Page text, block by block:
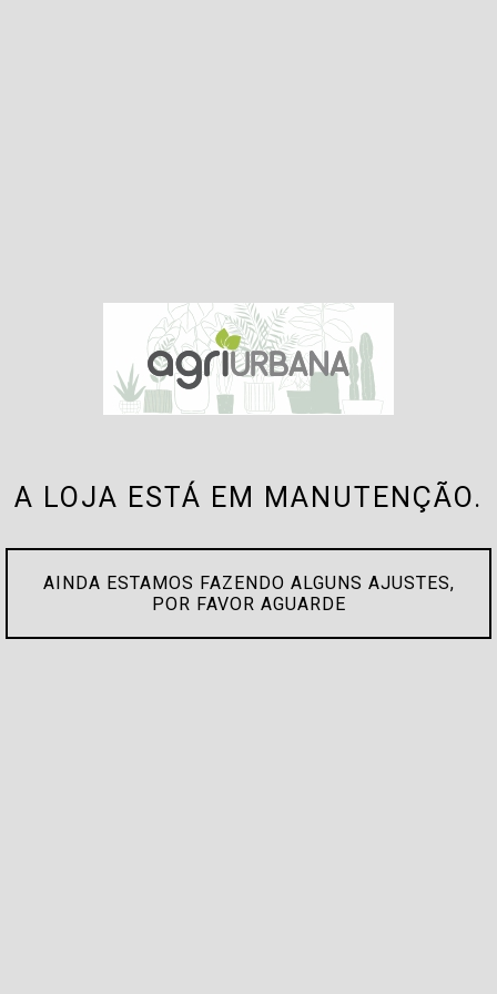
A LOJA ESTÁ EM MANUTENÇÃO.
AINDA ESTAMOS FAZENDO ALGUNS AJUSTES,
POR FAVOR AGUARDE